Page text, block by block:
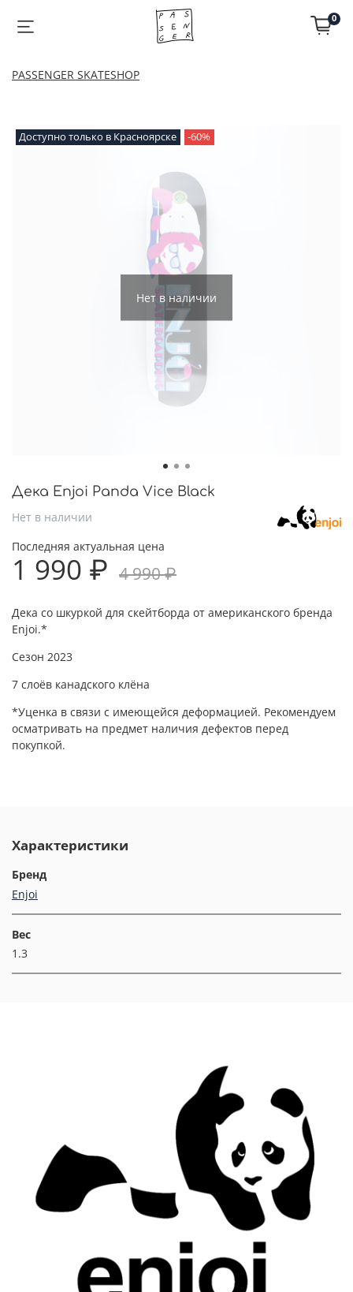
0
PASSENGER SKATESHOP
Нет в наличии
Доступно только в Красноярске -60%
Дека Enjoi Panda Vice Black
Нет в наличии
Последняя актуальная цена
1 990 ₽ 4 990 ₽
Дека со шкуркой для скейтборда от американского бренда
Enjoi.*
Сезон 2023
7 слоёв канадского клёна
*Уценка в связи с имеющейся деформацией. Рекомендуем
осматривать на предмет наличия дефектов перед
покупкой.
Характеристики
Бренд
Enjoi
Вес
1.3